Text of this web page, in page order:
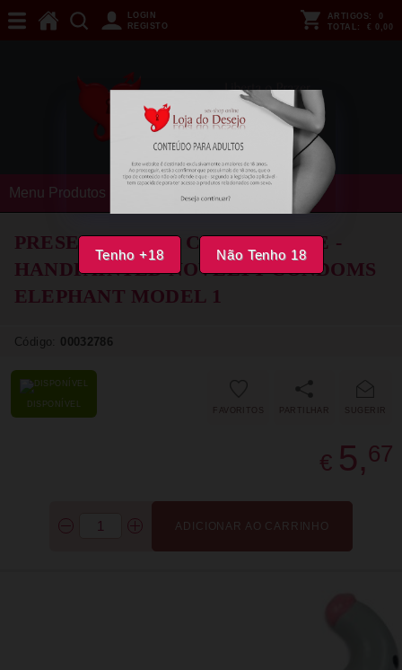
Tenho +18 Não Tenho 18
LOGIN
REGISTO
ARTIGOS:
0
TOTAL: € 0,00
Menu Produtos
PRESERVATIVOS CONDOMERIE -
HANDPAINTED NOVELTY CONDOMS
ELEPHANT MODEL 1
Código: 00032786
DISPONÍVEL
SUGERIR
FAVORITOS
€ 5, 67
ADICIONAR AO CARRINHO